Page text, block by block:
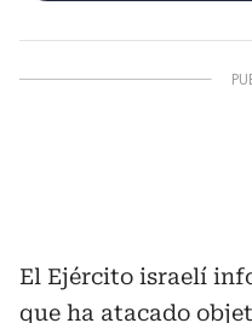
El Ejército israelí
que ha atacado